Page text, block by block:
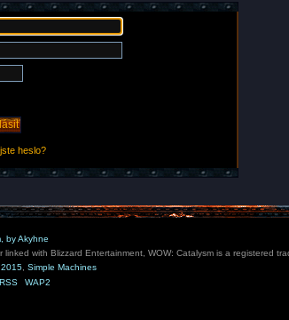
heslo?
by Akyhne
with Blizzard Entertainment, WOW: Catalysm is a registered
Simple Machines
RSS WAP2